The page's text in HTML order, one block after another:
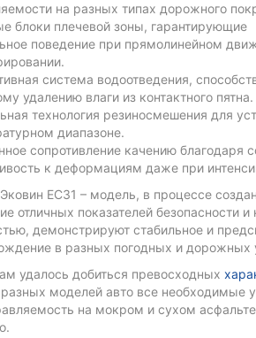
на разных типах дорожного
блоки плечевой зоны, гарантирующие
поведение при прямолинейном
система водоотведения,
удалению влаги из контактного пятна.
технология резиносмешения для
диапазоне.
сопротивление качению благодаря
к деформациям даже при
ЕС31 – модель, в процессе
отличных показателей безопасности
демонстрируют стабильное и
в разных погодных и дорожных
удалось добиться превосходных
моделей авто все необходимые
на мокром и сухом